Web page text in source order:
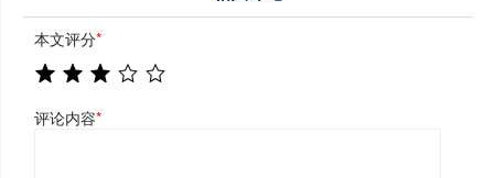
本文评分*
评论内容*